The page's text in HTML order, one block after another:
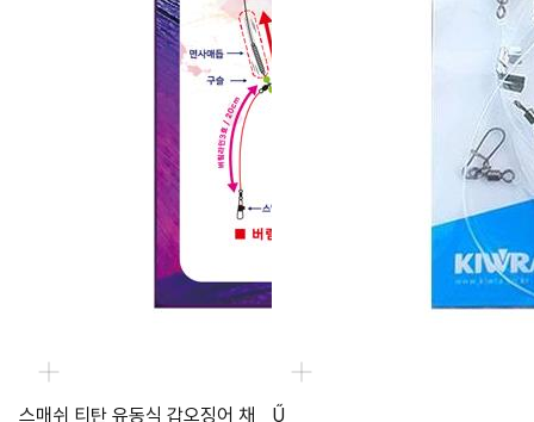
스매쉬 티탄 유동식 갑오징어 채 Ű